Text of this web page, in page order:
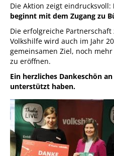
Die Aktion zeigt eindrucksvoll:
beginnt mit dem Zugang zu
Die erfolgreiche
Volkshilfe wird auch im Jahr
gemeinsamen Ziel, noch
zu eröffnen.
Ein herzliches Dankeschön
unterstützt haben.